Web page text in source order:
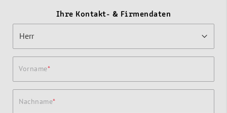
Ihre Kontakt- & Firmendaten
Vorname
Nachname